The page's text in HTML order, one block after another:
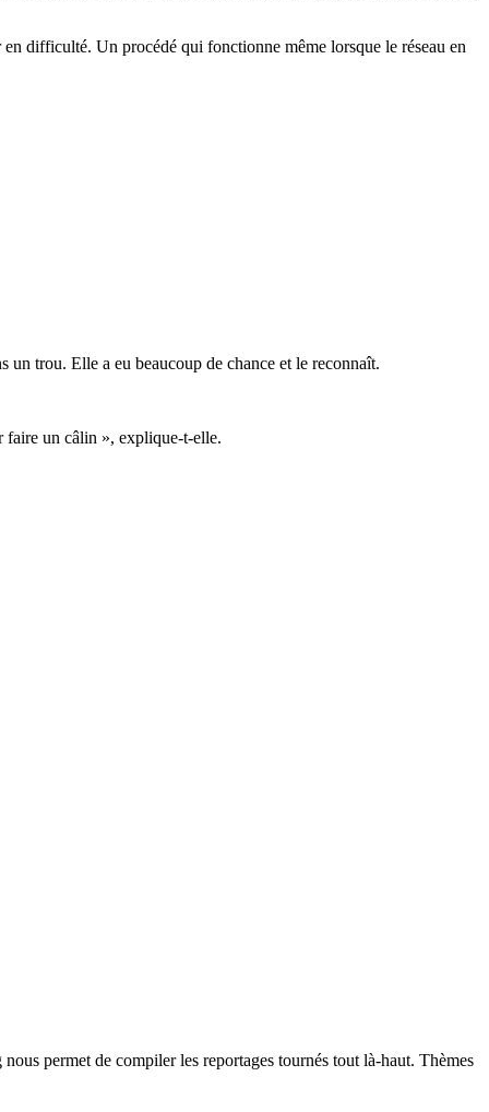
difficulté. Un procédé qui fonctionne même lorsque le réseau en
trou. Elle a eu beaucoup de chance et le reconnaît.
faire un câlin », explique-t-elle.
permet de compiler les reportages tournés tout là-haut. Thèmes